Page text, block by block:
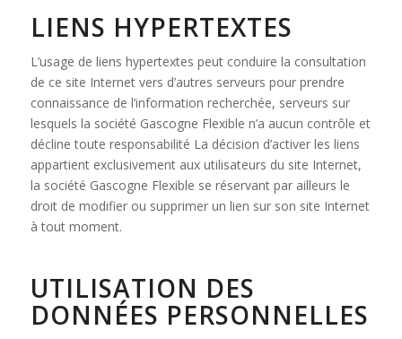
LIENS HYPERTEXTES
L’usage de liens hypertextes peut conduire la consultation
de ce site Internet vers d’autres serveurs pour prendre
connaissance de l’information recherchée, serveurs sur
lesquels la société Gascogne Flexible n’a aucun contrôle et
décline toute responsabilité La décision d’activer les liens
appartient exclusivement aux utilisateurs du site Internet,
la société Gascogne Flexible se réservant par ailleurs le
droit de modifier ou supprimer un lien sur son site Internet
à tout moment.
UTILISATION DES
DONNÉES PERSONNELLES